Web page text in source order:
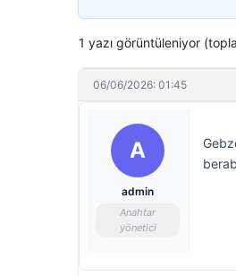
1 yazı görüntüleniyor
06/06/2026: 01:45
A
admin
Anahtar
yönetici